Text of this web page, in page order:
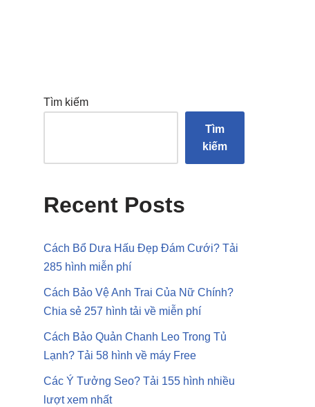
Tìm kiếm
Tìm
kiếm
Recent Posts
Cách Bổ Dưa Hấu Đẹp Đám Cưới? Tải
285 hình miễn phí
Cách Bảo Vệ Anh Trai Của Nữ Chính?
Chia sẻ 257 hình tải về miễn phí
Cách Bảo Quản Chanh Leo Trong Tủ
Lạnh? Tải 58 hình về máy Free
Các Ý Tưởng Seo? Tải 155 hình nhiều
lượt xem nhất